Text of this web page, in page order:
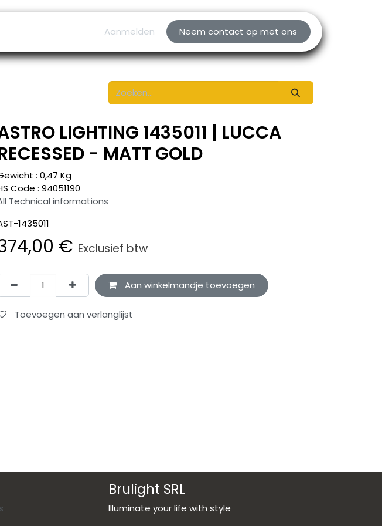
Aanmelden Neem contact op met ons
LIGHTING 1435011 | LUCCA
- MATT GOLD
: 0,47 Kg
Code : 94051190
Technical informations
1435011
€ Exclusief btw
Aan winkelmandje toevoegen
Toevoegen aan verlanglijst
Brulight SRL
Illuminate your life with style